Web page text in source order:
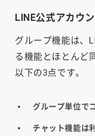
LINE公式アカウ
グループ機能は、
る機能とほとんど
以下の3点です。
グループ単位で
チャット機能は